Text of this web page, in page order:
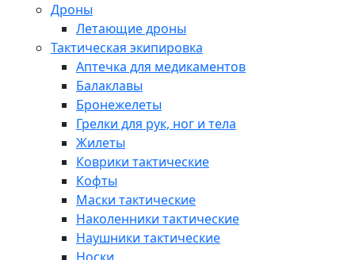
Дроны
Летающие дроны
Тактическая экипировка
Аптечка для медикаментов
Балаклавы
Бронежелеты
Грелки для рук, ног и тела
Жилеты
Коврики тактические
Кофты
Маски тактические
Наколенники тактические
Наушники тактические